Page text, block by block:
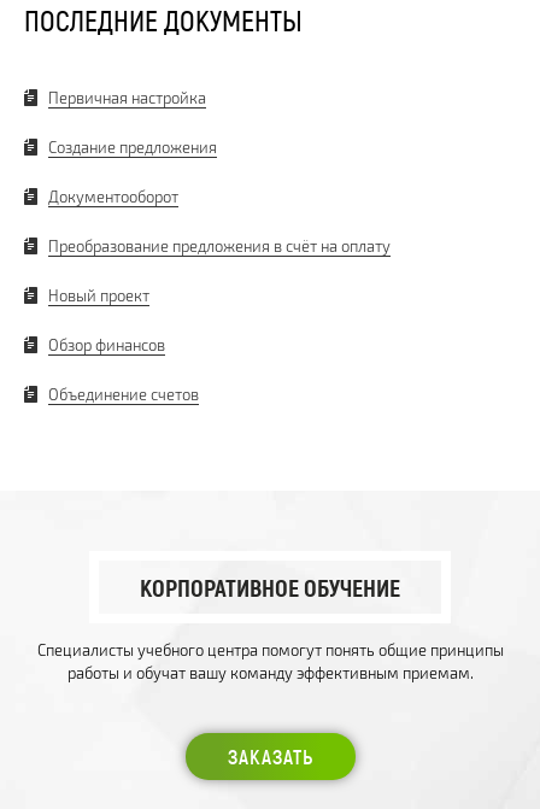
ПОСЛЕДНИЕ ДОКУМЕНТЫ
Первичная настройка
Создание предложения
Документооборот
Преобразование предложения в счёт на оплату
Новый проект
Обзор финансов
Объединение счетов
КОРПОРАТИВНОЕ ОБУЧЕНИЕ
Специалисты учебного центра помогут понять общие принципы
работы и обучат вашу команду эффективным приемам.
ЗАКАЗАТЬ